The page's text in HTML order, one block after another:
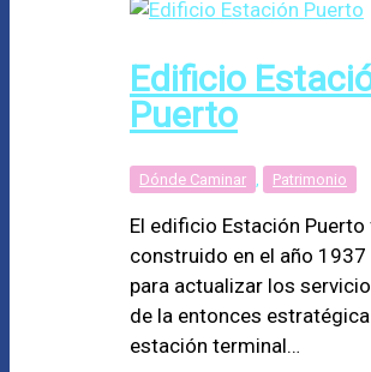
Edificio
Puerto
Dónde Caminar Patrimonio
El edificio Estación Puerto
construido en el año 1937
para actualizar los
de la entonces estratégica
estación terminal…